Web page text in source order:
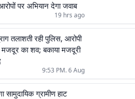
पर अभियान देगा जवाब
19 hrs ago
तलाशती रही पुलिस, आरोपी
मजदूर का शव; बकाया मजदूरी
9:53 PM. 6 Aug
सामुदायिक ग्रामीण हाट